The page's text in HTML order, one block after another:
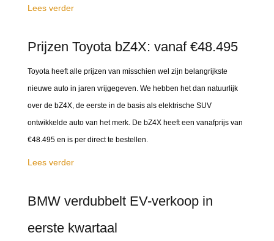
Lees verder
Prijzen Toyota bZ4X: vanaf €48.495
Toyota heeft alle prijzen van misschien wel zijn belangrijkste
nieuwe auto in jaren vrijgegeven. We hebben het dan natuurlijk
over de bZ4X, de eerste in de basis als elektrische SUV
ontwikkelde auto van het merk. De bZ4X heeft een vanafprijs van
€48.495 en is per direct te bestellen.
Lees verder
BMW verdubbelt EV-verkoop in
eerste kwartaal